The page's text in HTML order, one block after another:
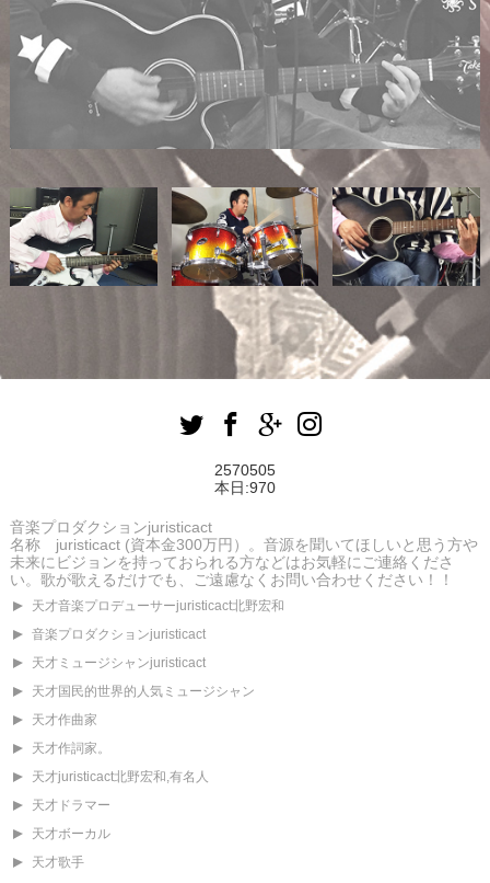
2570505
本日:970
音楽プロダクションjuristicact
名称 juristicact (資本金300万円）。音源を聞いてほしいと思う方や
未来にビジョンを持っておられる方などはお気軽にご連絡くださ
い。歌が歌えるだけでも、ご遠慮なくお問い合わせください！！
天才音楽プロデューサーjuristicact北野宏和
音楽プロダクションjuristicact
天才ミュージシャンjuristicact
天才国民的世界的人気ミュージシャン
天才作曲家
天才作詞家。
天才juristicact北野宏和,有名人
天才ドラマー
天才ボーカル
天才歌手